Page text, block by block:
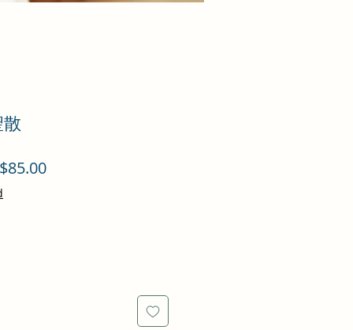
促